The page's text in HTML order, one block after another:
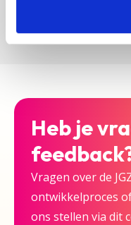
Heb je
Vragen over de
ontwikkelproces
ons stellen via dit